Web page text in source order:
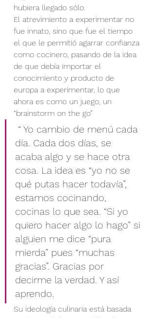
hubiera llegado sólo.
El atrevimiento a experimentar no
fue innato, sino que fue el tiempo
el que le permitió agarrar confianza
como cocinero, pasando de la idea
de que debía importar el
conocimiento y producto de
europa a experimentar, lo que
ahora es como un juego, un
“brainstorm on the go”
“ Yo cambio de menú cada
día. Cada dos días, se
acaba algo y se hace otra
cosa. La idea es “yo no se
qué putas hacer todavía”,
estamos cocinando,
cocinas lo que sea. “Si yo
quiero hacer algo lo hago” si
alguien me dice “pura
mierda” pues “muchas
gracias”. Gracias por
decirme la verdad. Y así
aprendo.
Su ideología culinaria está basada